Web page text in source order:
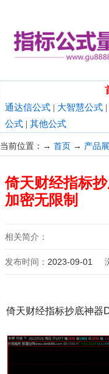
通达信公式 | 大智慧公式 |
公式 | 其他公式
当前位置：→ 首页 → 产品
倚天财经指标
加密无限制
相关简介：
发布时间： 2023-09-01
倚天财经指标抄底神器